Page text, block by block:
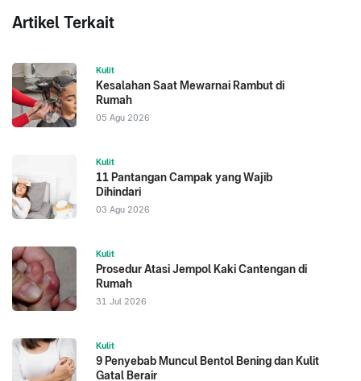
Artikel Terkait
Kulit
Kesalahan Saat Mewarnai Rambut di
Rumah
05 Agu 2026
Kulit
11 Pantangan Campak yang Wajib
Dihindari
03 Agu 2026
Kulit
Prosedur Atasi Jempol Kaki Cantengan di
Rumah
31 Jul 2026
Kulit
9 Penyebab Muncul Bentol Bening dan Kulit
Gatal Berair